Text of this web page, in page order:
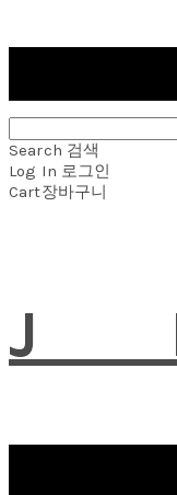
Search 검색
Log In 로그인
Cart장바구니